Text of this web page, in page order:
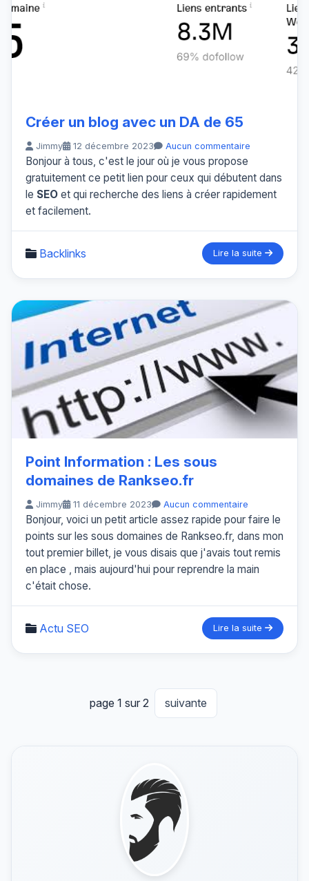
Créer un blog avec un DA de 65
Jimmy 12 décembre 2023 Aucun commentaire
Bonjour à tous, c'est le jour où je vous propose
gratuitement ce petit lien pour ceux qui débutent dans
le SEO et qui recherche des liens à créer rapidement
et facilement.
Backlinks Lire la suite
Point Information : Les sous
domaines de Rankseo.fr
Jimmy 11 décembre 2023 Aucun commentaire
Bonjour, voici un petit article assez rapide pour faire le
points sur les sous domaines de Rankseo.fr, dans mon
tout premier billet, je vous disais que j'avais tout remis
en place , mais aujourd'hui pour reprendre la main
c'était chose.
Actu SEO Lire la suite
page 1 sur 2 suivante